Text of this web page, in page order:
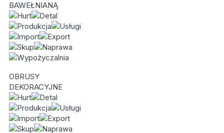
BAWEŁNIANĄ
OBRUSY
DEKORACYJNE